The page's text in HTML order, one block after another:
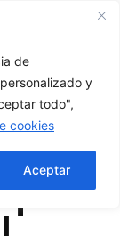
de
y
todo",
cookies
Aceptarde